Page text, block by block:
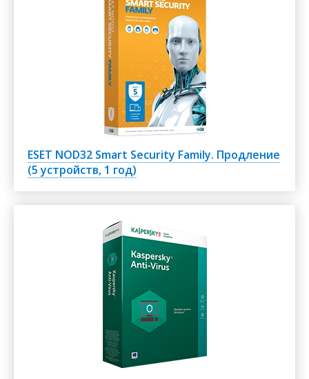
ESET NOD32 Smart Security Family. Продление
(5 устройств, 1 год)